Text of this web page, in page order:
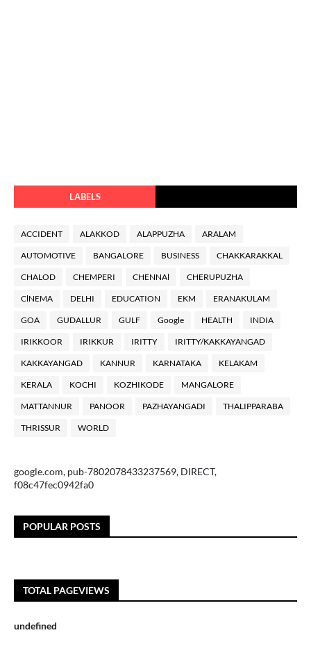
LABELS
ACCIDENT ALAKKOD ALAPPUZHA ARALAM
AUTOMOTIVE BANGALORE BUSINESS CHAKKARAKKAL
CHALOD CHEMPERI CHENNAl CHERUPUZHA
ClNEMA DELHI EDUCATION EKM ERANAKULAM
GOA GUDALLUR GULF Google HEALTH INDIA
IRIKKOOR IRIKKUR IRITTY IRITTY/KAKKAYANGAD
KAKKAYANGAD KANNUR KARNATAKA KELAKAM
KERALA KOCHI KOZHIKODE MANGALORE
MATTANNUR PANOOR PAZHAYANGADI THALIPPARABA
THRISSUR WORLD
google.com, pub-7802078433237569, DIRECT,
f08c47fec0942fa0
POPULAR POSTS
TOTAL PAGEVIEWS
undefned